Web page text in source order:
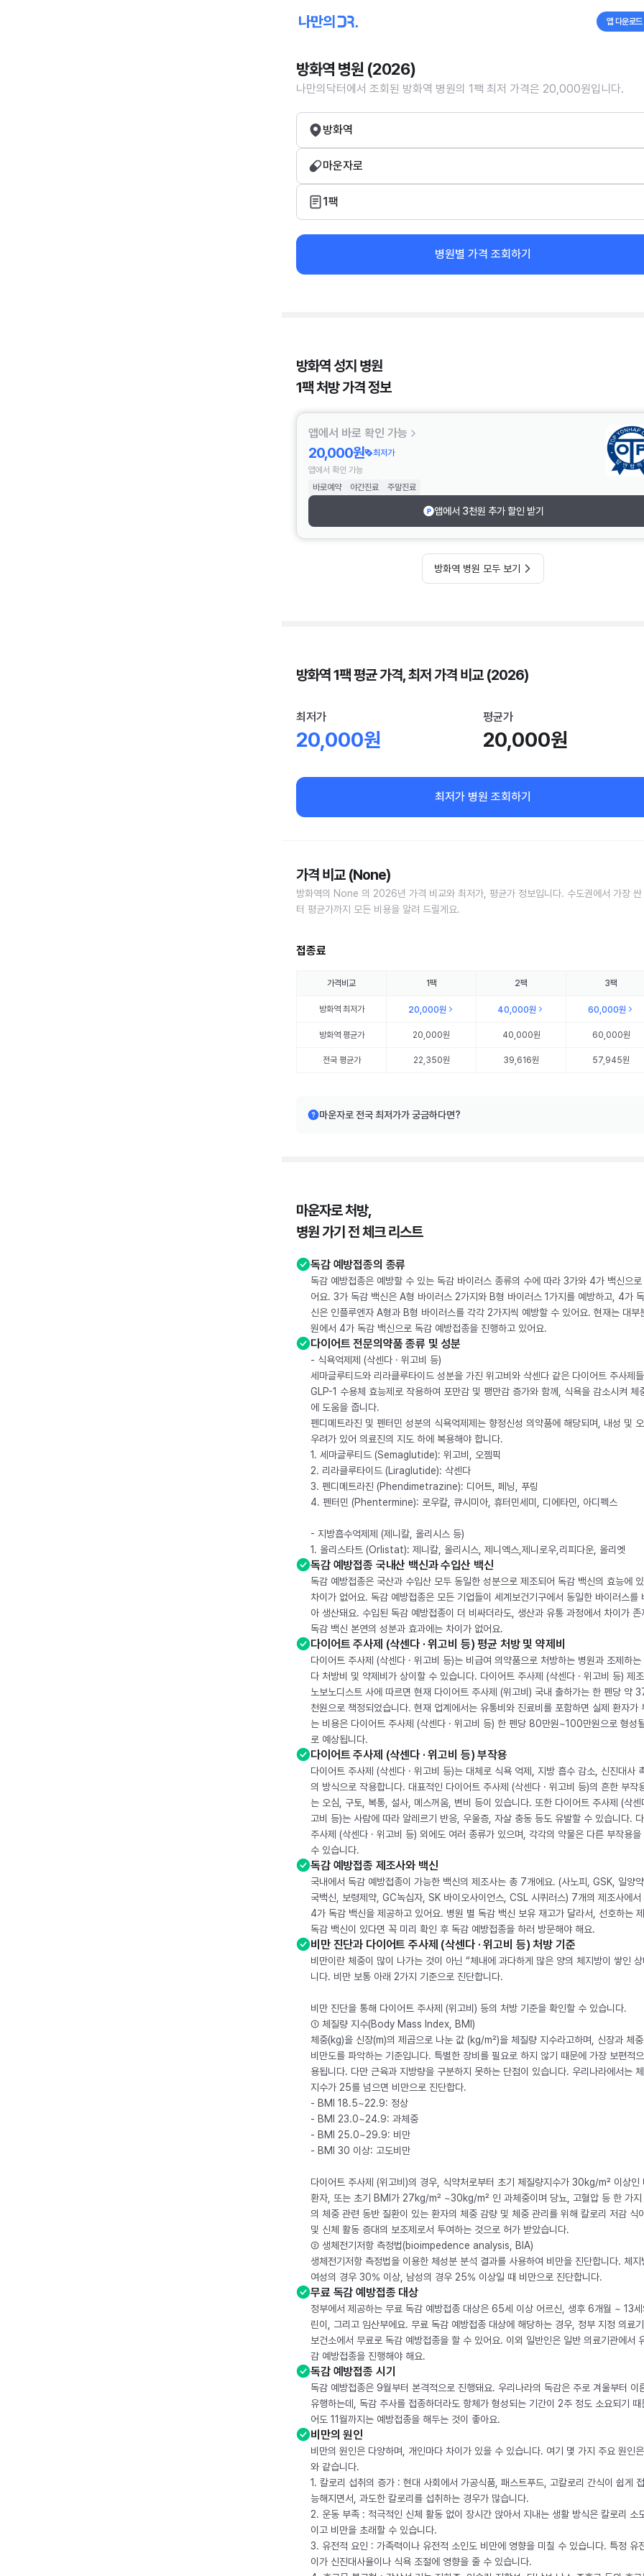
앱 다운로드
방화역 병원 (2026)
나만의닥터에서 조회된 방화역 병원의 1팩 최저 가격은 20,000원입니다.
방화역
마운자로
1팩
병원별 가격 조회하기
방화역 성지 병원
1팩 처방 가격 정보
앱에서 바로 확인 가능
20,000원
최저가
앱에서 확인 가능
바로예약
야간진료 주말진료
앱에서 3천원 추가 할인 받기
방화역 병원 모두 보기
방화역 1팩 평균 가격, 최저 가격 비교 (2026)
최저가
20,000원
평균가
20,000원
최저가 병원 조회하기
가격 비교 (None)
방화역의 None 의 2026년 가격 비교와 최저가, 평균가 정보입니다. 수도권에서 가장 싼
터 평균가까지 모든 비용을 알려 드릴게요.
접종료
가격비교 1팩 2팩 3팩
방화역최저가 20,000원 40,000원 60,000원
방화역평균가 20,000원 40,000원 60,000원
전국 평균가 22,350원 39,616원 57,945원
마운자로 전국 최저가가 궁금하다면?
마운자로 처방,
병원 가기 전 체크 리스트
독감 예방접종의 종류
독감 예방접종은 예방할 수 있는 독감 바이러스 종류의 수에 따라 3가와 4가 백신으로
어요. 3가 독감 백신은 A형 바이러스 2가지와 B형 바이러스 1가지를 예방하고, 4가
신은 인플루엔자 A형과 B형 바이러스를 각각 2가지씩 예방할 수 있어요. 현재는 대부
원에서 4가 독감 백신으로 독감 예방접종을 진행하고 있어요.
다이어트 전문의약품 종류 및 성분
- 식욕억제제 (삭센다 · 위고비 등)
세마글루티드와 리라클루타이드 성분을 가진 위고비와 삭센다 같은 다이어트 주사제
GLP-1 수용체 효능제로 작용하여 포만감 및 팽만감 증가와 함께, 식욕을 감소시켜 체
에 도움을 줍니다.
펜디메트라진 및 펜터민 성분의 식욕억제제는 향정신성 의약품에 해당되며, 내성 및
우려가 있어 의료진의 지도 하에 복용해야 합니다.
1. 세마글루티드 (Semaglutide): 위고비, 오젬픽
2. 리라클루타이드 (Liraglutide): 삭센다
3. 펜디메트라진 (Phendimetrazine): 디어트, 페닝, 푸링
4. 펜터민 (Phentermine): 로우칼, 큐시미아, 휴터민세미, 디에타민, 아디펙스
- 지방흡수억제제 (제니칼, 올리시스 등)
1. 올리스타트 (Orlistat): 제니칼, 올리시스, 제니엑스,제니로우,리피다운, 올리엣
독감 예방접종 국내산 백신과 수입산 백신
독감 예방접종은 국산과 수입산 모두 동일한 성분으로 제조되어 독감 백신의 효능에
차이가 없어요. 독감 예방접종은 모든 기업들이 세계보건기구에서 동일한 바이러스를
아 생산돼요. 수입된 독감 예방접종이 더 비싸더라도, 생산과 유통 과정에서 차이가 존
독감 백신 본연의 성분과 효과에는 차이가 없어요.
다이어트 주사제 (삭센다 · 위고비 등) 평균 처방 및 약제비
다이어트 주사제 (삭센다 · 위고비 등)는 비급여 의약품으로 처방하는 병원과 조제하는
다 처방비 및 약제비가 상이할 수 있습니다. 다이어트 주사제 (삭센다 · 위고비 등) 제
노보노디스트 사에 따르면 현재 다이어트 주사제 (위고비) 국내 출하가는 한 펜당 약
천원으로 책정되었습니다. 현재 업계에서는 유통비와 진료비를 포함하면 실제 환자가
는 비용은 다이어트 주사제 (삭센다 · 위고비 등) 한 펜당 80만원~100만원으로 형성
로 예상됩니다.
다이어트 주사제 (삭센다 · 위고비 등) 부작용
다이어트 주사제 (삭센다 · 위고비 등)는 대체로 식욕 억제, 지방 흡수 감소, 신진대사
의 방식으로 작용합니다. 대표적인 다이어트 주사제 (삭센다 · 위고비 등)의 흔한 부작
는 오심, 구토, 복통, 설사, 메스꺼움, 변비 등이 있습니다. 또한 다이어트 주사제 (삭센
고비 등)는 사람에 따라 알레르기 반응, 우울증, 자살 충동 등도 유발할 수 있습니다.
주사제 (삭센다 · 위고비 등) 외에도 여러 종류가 있으며, 각각의 약물은 다른 부작용을
수 있습니다.
독감 예방접종 제조사와 백신
국내에서 독감 예방접종이 가능한 백신의 제조사는 총 7개에요. (사노피, GSK, 일양
국백신, 보령제약, GC녹십자, SK 바이오사이언스, CSL 시퀴러스) 7개의 제조사에서
4가 독감 백신을 제공하고 있어요. 병원 별 독감 백신 보유 재고가 달라서, 선호하는
독감 백신이 있다면 꼭 미리 확인 후 독감 예방접종을 하러 방문해야 해요.
비만 진단과 다이어트 주사제 (삭센다 · 위고비 등) 처방 기준
비만이란 체중이 많이 나가는 것이 아닌 “체내에 과다하게 많은 양의 체지방이 쌓인
니다. 비만 보통 아래 2가지 기준으로 진단합니다.
비만 진단을 통해 다이어트 주사제 (위고비) 등의 처방 기준을 확인할 수 있습니다.
① 체질량 지수(Body Mass Index, BMI)
체중(kg)을 신장(m)의 제곱으로 나눈 값 (kg/m²)을 체질량 지수라고하며, 신장과 체
비만도를 파악하는 기준입니다. 특별한 장비를 필요로 하지 않기 때문에 가장 보편적
용됩니다. 다만 근육과 지방량을 구분하지 못하는 단점이 있습니다. 우리나라에서는
지수가 25를 넘으면 비만으로 진단합다.
- BMI 18.5~22.9: 정상
- BMI 23.0~24.9: 과체중
- BMI 25.0~29.9: 비만
- BMI 30 이상: 고도비만
다이어트 주사제 (위고비)의 경우, 식약처로부터 초기 체질량지수가 30kg/m² 이상인
환자, 또는 초기 BMI가 27kg/m² ~30kg/m² 인 과체중이며 당뇨, 고혈압 등 한 가지
의 체중 관련 동반 질환이 있는 환자의 체중 감량 및 체중 관리를 위해 칼로리 저감 식
및 신체 활동 증대의 보조제로서 투여하는 것으로 허가 받았습니다.
② 생체전기저항 측정법(bioimpedence analysis, BIA)
생체전기저항 측정법을 이용한 체성분 분석 결과를 사용하여 비만을 진단합니다. 체지
여성의 경우 30% 이상, 남성의 경우 25% 이상일 때 비만으로 진단합니다.
무료 독감 예방접종 대상
정부에서 제공하는 무료 독감 예방접종 대상은 65세 이상 어르신, 생후 6개월 ~ 13
린이, 그리고 임산부에요. 무료 독감 예방접종 대상에 해당하는 경우, 정부 지정 의료
보건소에서 무료로 독감 예방접종을 할 수 있어요. 이외 일반인은 일반 의료기관에서
감 예방접종을 진행해야 해요.
독감 예방접종 시기
독감 예방접종은 9월부터 본격적으로 진행돼요. 우리나라의 독감은 주로 겨울부터 이
유행하는데, 독감 주사를 접종하더라도 항체가 형성되는 기간이 2주 정도 소요되기 때
어도 11월까지는 예방접종을 해두는 것이 좋아요.
비만의 원인
비만의 원인은 다양하며, 개인마다 차이가 있을 수 있습니다. 여기 몇 가지 주요 원인
와 같습니다.
1. 칼로리 섭취의 증가 : 현대 사회에서 가공식품, 패스트푸드, 고칼로리 간식이 쉽게
능해지면서, 과도한 칼로리를 섭취하는 경우가 많습니다.
2. 운동 부족 : 적극적인 신체 활동 없이 장시간 앉아서 지내는 생활 방식은 칼로리 소
이고 비만을 초래할 수 있습니다.
3. 유전적 요인 : 가족력이나 유전적 소인도 비만에 영향을 미칠 수 있습니다. 특정 유
이가 신진대사율이나 식욕 조절에 영향을 줄 수 있습니다.